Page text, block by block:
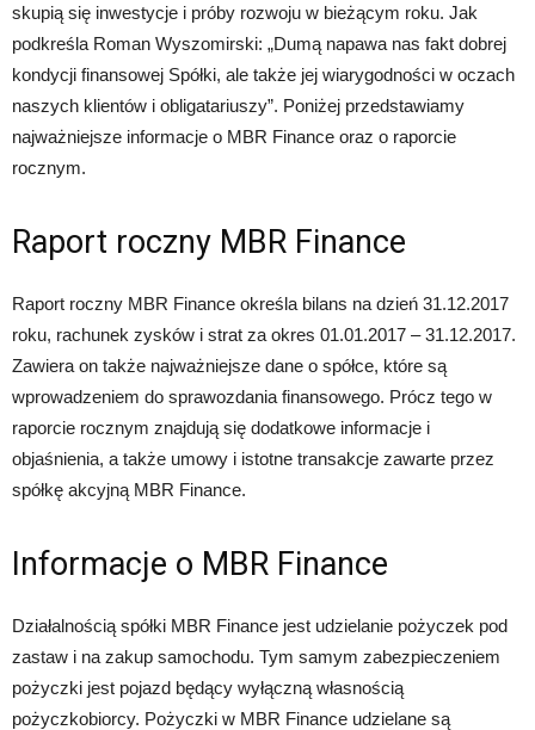
skupią się inwestycje i próby rozwoju w bieżącym roku. Jak
podkreśla Roman Wyszomirski: „Dumą napawa nas fakt dobrej
kondycji finansowej Spółki, ale także jej wiarygodności w oczach
naszych klientów i obligatariuszy”. Poniżej przedstawiamy
najważniejsze informacje o MBR Finance oraz o raporcie
rocznym.
Raport roczny MBR Finance
Raport roczny MBR Finance określa bilans na dzień 31.12.2017
roku, rachunek zysków i strat za okres 01.01.2017 – 31.12.2017.
Zawiera on także najważniejsze dane o spółce, które są
wprowadzeniem do sprawozdania finansowego. Prócz tego w
raporcie rocznym znajdują się dodatkowe informacje i
objaśnienia, a także umowy i istotne transakcje zawarte przez
spółkę akcyjną MBR Finance.
Informacje o MBR Finance
Działalnością spółki MBR Finance jest udzielanie pożyczek pod
zastaw i na zakup samochodu. Tym samym zabezpieczeniem
pożyczki jest pojazd będący wyłączną własnością
pożyczkobiorcy. Pożyczki w MBR Finance udzielane są